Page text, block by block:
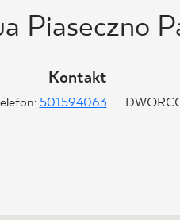
Piaseczno
Kontakt
501594063